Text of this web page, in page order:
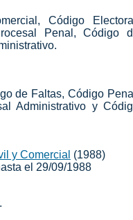
Código
Penal, Código
de Faltas, Código
Administrativo y
y Comercial (1988)
el 29/09/1988